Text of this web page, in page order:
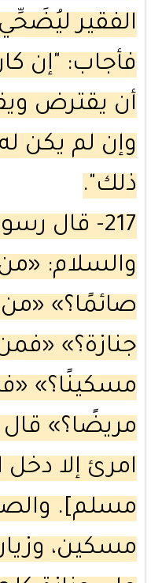
الفقير
فأجاب: "إن
أن يقترض
وإن لم يكن
ذلك".
217- قال
والسلام:
صائمًا؟» «من
جنازة؟»
مسكينًا؟»
امرئ إلا دخل
مسلم].
مسكين،